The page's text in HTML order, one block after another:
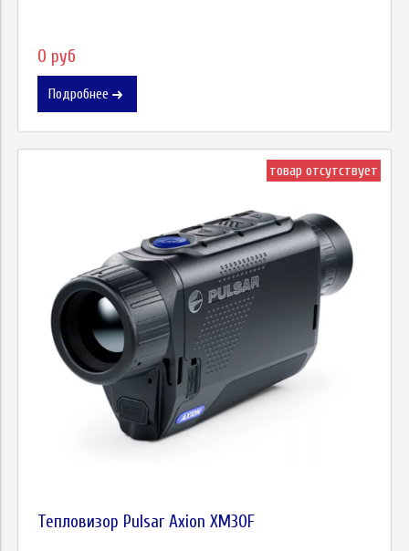
0 руб
Подробнее
товар отсутствует
Тепловизор Pulsar Axion XM30F